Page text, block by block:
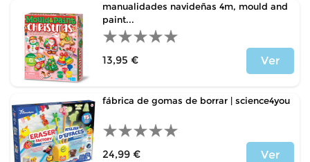
manualidades navideñas 4m, mould and
paint...
13,95 €
Ver
fábrica de gomas de borrar | science4you
24,99 €
Ver